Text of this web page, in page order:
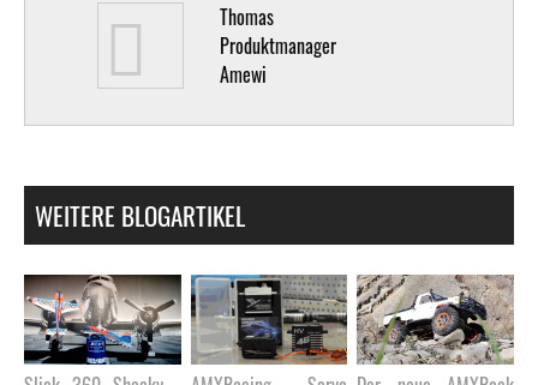
Thomas
Produktmanager
Amewi
WEITERE BLOGARTIKEL